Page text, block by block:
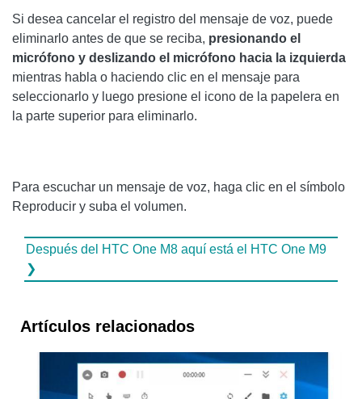
Si desea cancelar el registro del mensaje de voz, puede
eliminarlo antes de que se reciba, presionando el
micrófono y deslizando el micrófono hacia la izquierda
mientras habla o haciendo clic en el mensaje para
seleccionarlo y luego presione el icono de la papelera en
la parte superior para eliminarlo.
Para escuchar un mensaje de voz, haga clic en el símbolo
Reproducir y suba el volumen.
Después del HTC One M8 aquí está el HTC One M9
❯
Artículos relacionados